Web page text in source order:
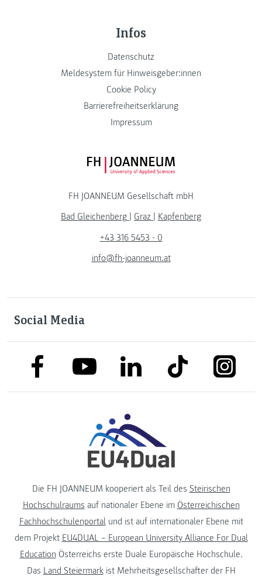
Infos
Datenschutz
Meldesystem für Hinweisgeber:innen
Cookie Policy
Barrierefreiheitserklärung
Impressum
FH JOANNEUM Logo
FH JOANNEUM Gesellschaft mbH
Bad Gleichenberg
Graz
Kapfenberg
+43 316 5453 - 0
info@fh-joanneum.at
Social Media
link to facebooklink to youtubelink to linkedinlink to tiktok
Die FH JOANNEUM kooperiert als Teil des Steirischen
Hochschulraums auf nationaler Ebene im Österreichischen
Fachhochschulenportalund ist auf internationaler Ebene mit
dem Projekt EU4DUAL – European University Alliance For Dual
Education Österreichs erste Duale Europäische Hochschule.
Das Land Steiermarkist Mehrheitsgesellschafter der FH